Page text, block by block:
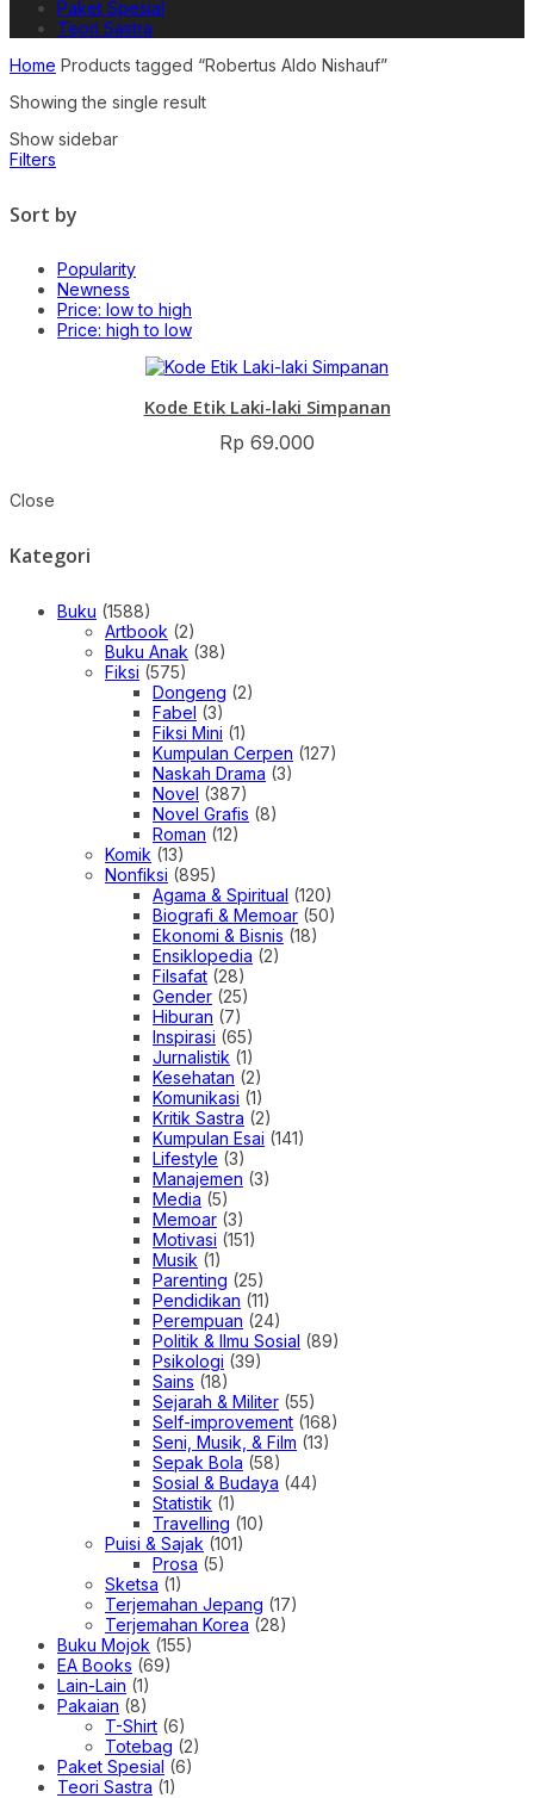
Paket Spesial
Teori Sastra
Home Products tagged “Robertus Aldo Nishauf”
Showing the single result
Show sidebar
Filters
Sort by
Popularity
Newness
Price: low to high
Price: high to low
Kode Etik Laki-laki Simpanan
Rp 69.000
Close
Kategori
Buku (1588)
Artbook (2)
Buku Anak (38)
Fiksi (575)
Dongeng (2)
Fabel (3)
Fiksi Mini (1)
Kumpulan Cerpen (127)
Naskah Drama (3)
Novel (387)
Novel Grafis (8)
Roman (12)
Komik (13)
Nonfiksi (895)
Agama & Spiritual (120)
Biografi & Memoar (50)
Ekonomi & Bisnis (18)
Ensiklopedia (2)
Filsafat (28)
Gender (25)
Hiburan (7)
Inspirasi (65)
Jurnalistik (1)
Kesehatan (2)
Komunikasi (1)
Kritik Sastra (2)
Kumpulan Esai (141)
Lifestyle (3)
Manajemen (3)
Media (5)
Memoar (3)
Motivasi (151)
Musik (1)
Parenting (25)
Pendidikan (11)
Perempuan (24)
Politik & Ilmu Sosial (89)
Psikologi (39)
Sains (18)
Sejarah & Militer (55)
Self-improvement (168)
Seni, Musik, & Film (13)
Sepak Bola (58)
Sosial & Budaya (44)
Statistik (1)
Travelling (10)
Puisi & Sajak (101)
Prosa (5)
Sketsa (1)
Terjemahan Jepang (17)
Terjemahan Korea (28)
Buku Mojok (155)
EA Books (69)
Lain-Lain (1)
Pakaian (8)
T-Shirt (6)
Totebag (2)
Paket Spesial (6)
Teori Sastra (1)